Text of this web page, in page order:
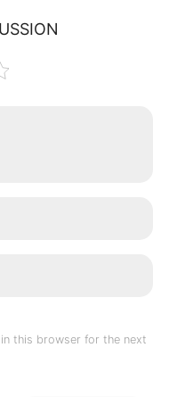
this browser for the next